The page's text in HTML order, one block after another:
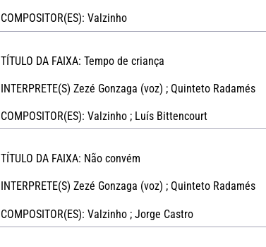
COMPOSITOR(ES): Valzinho
TÍTULO DA FAIXA: Tempo de criança
INTERPRETE(S) Zezé Gonzaga (voz) ; Quinteto Radamés
COMPOSITOR(ES): Valzinho ; Luís Bittencourt
TÍTULO DA FAIXA: Não convém
INTERPRETE(S) Zezé Gonzaga (voz) ; Quinteto Radamés
COMPOSITOR(ES): Valzinho ; Jorge Castro